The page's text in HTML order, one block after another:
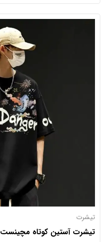
تیشرت
تیشرت آستین کوتاه مچینست